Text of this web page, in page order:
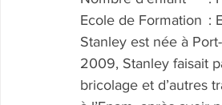
Stanley est née à
2009, Stanley faisait
bricolage et d’autres